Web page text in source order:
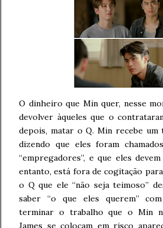
O dinheiro que Min quer, nesse
devolver àqueles que o
depois, matar o Q. Min recebe um
dizendo que eles foram
“empregadores”, e que eles
entanto, está fora de cogitação
o Q que ele “não seja teimoso”
saber “o que eles querem”
terminar o trabalho que o Min
James se colocam em risco